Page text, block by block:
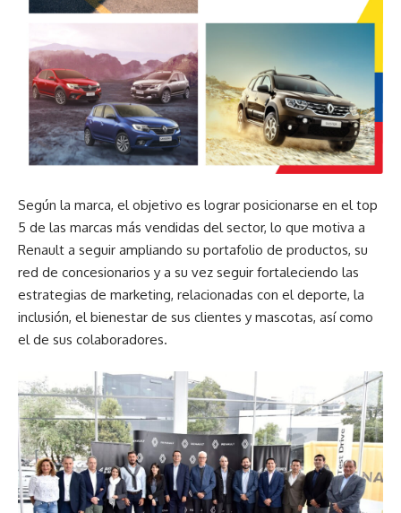
Según la marca, el objetivo es lograr posicionarse en el top
5 de las marcas más vendidas del sector, lo que motiva a
Renault a seguir ampliando su portafolio de productos, su
red de concesionarios y a su vez seguir fortaleciendo las
estrategias de marketing, relacionadas con el deporte, la
inclusión, el bienestar de sus clientes y mascotas, así como
el de sus colaboradores.